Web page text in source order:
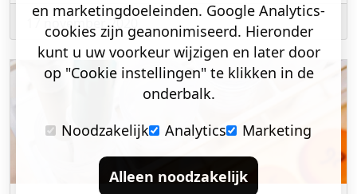
17 november 2020
en marketingdoeleinden. Google Analytics-
cookies zijn geanonimiseerd. Hieronder
kunt u uw voorkeur wijzigen en later door
op "Cookie instellingen" te klikken in de
onderbalk.
Noodzakelijk
Analytics Marketing
Alleen noodzakelijk